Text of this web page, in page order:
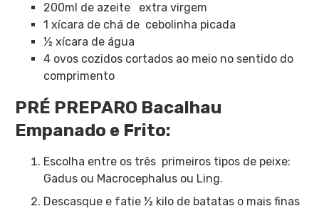
200ml de azeite extra virgem
1 xícara de chá de cebolinha picada
½ xícara de água
4 ovos cozidos cortados ao meio no sentido do
comprimento
PRÉ PREPARO Bacalhau
Empanado e Frito:
Escolha entre os três primeiros tipos de peixe:
Gadus ou Macrocephalus ou Ling.
Descasque e fatie ½ kilo de batatas o mais finas